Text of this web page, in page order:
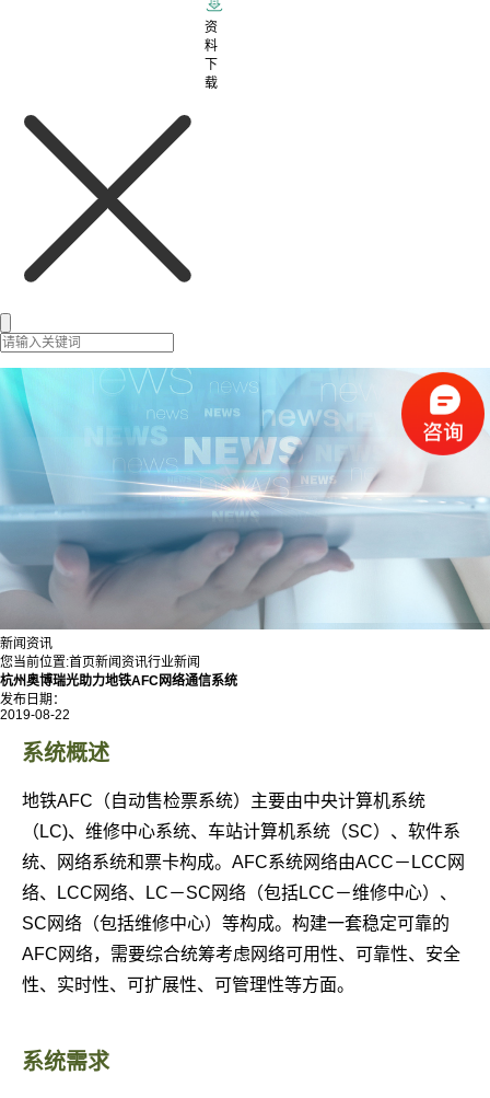
资
料
下
载
新闻资讯
您当前位置:首页新闻资讯行业新闻
杭州奥博瑞光助力地铁AFC网络通信系统
发布日期：
2019-08-22
系统概述
地铁AFC（自动售检票系统）主要由中央计算机系统
（LC)、维修中心系统、车站计算机系统（SC）、软件系
统、网络系统和票卡构成。AFC系统网络由ACC－LCC网
络、LCC网络、LC－SC网络（包括LCC－维修中心）、
SC网络（包括维修中心）等构成。构建一套稳定可靠的
AFC网络，需要综合统筹考虑网络可用性、可靠性、安全
性、实时性、可扩展性、可管理性等方面。
系统需求